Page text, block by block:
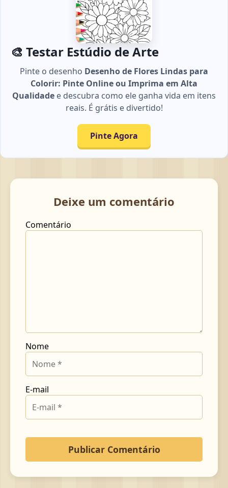
🎨 Testar Estúdio de Arte
Pinte o desenho Desenho de Flores Lindas para
Colorir: Pinte Online ou Imprima em Alta
Qualidade e descubra como ele ganha vida em itens
reais. É grátis e divertido!
Pinte Agora
Deixe um comentário
Comentário
Nome
E-mail